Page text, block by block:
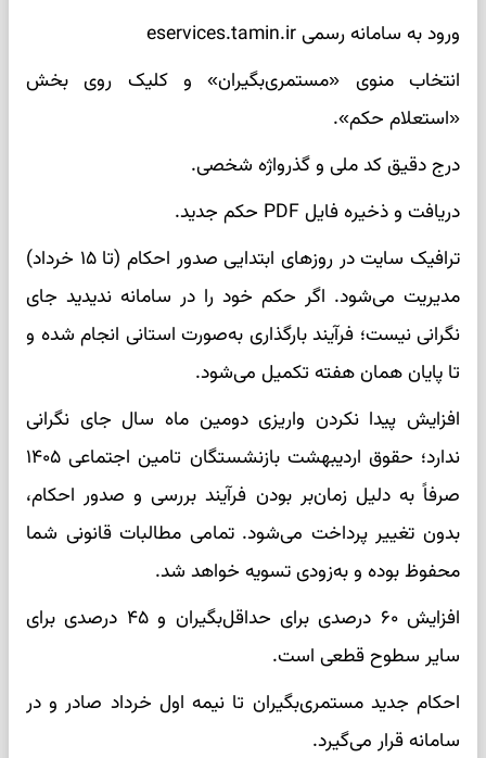
ورود به سامانه رسمی eservices.tamin.ir
انتخاب منوی «مستمری‌بگیران» و کلیک روی بخش
«استعلام حکم».
درج دقیق کد ملی و گذرواژه شخصی.
دریافت و ذخیره فایل PDF حکم جدید.
ترافیک سایت در روزهای ابتدایی صدور احکام (تا ۱۵ خرداد)
مدیریت می‌شود. اگر حکم خود را در سامانه ندیدید جای
نگرانی نیست؛ فرآیند بارگذاری به‌صورت استانی انجام شده و
تا پایان همان هفته تکمیل می‌شود.
افزایش پیدا نکردن واریزی دومین ماه سال جای نگرانی
ندارد؛ حقوق اردیبهشت بازنشستگان تامین اجتماعی ۱۴۰۵
صرفاً به دلیل زمان‌بر بودن فرآیند بررسی و صدور احکام،
بدون تغییر پرداخت می‌شود. تمامی مطالبات قانونی شما
محفوظ بوده و به‌زودی تسویه خواهد شد.
افزایش ۶۰ درصدی برای حداقل‌بگیران و ۴۵ درصدی برای
سایر سطوح قطعی است.
احکام جدید مستمری‌بگیران تا نیمه اول خرداد صادر و در
سامانه قرار می‌گیرد.